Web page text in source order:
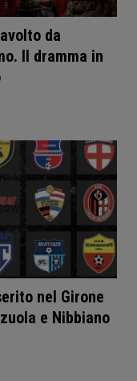
da
Il dramma in
nel Girone
e Nibbiano